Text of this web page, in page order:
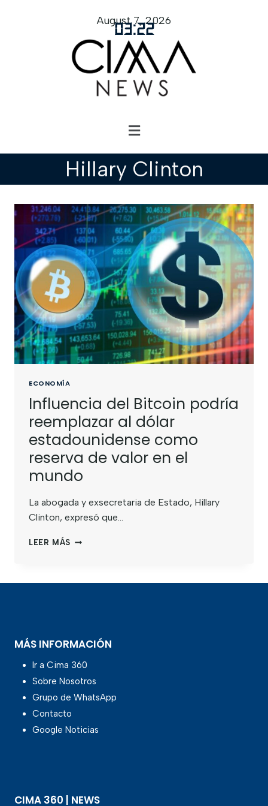
03:22
August 7, 2026
Hillary Clinton
ECONOMÍA
Influencia del Bitcoin podría
reemplazar al dólar
estadounidense como
reserva de valor en el
mundo
La abogada y exsecretaria de Estado, Hillary
Clinton, expresó que…
LEER MÁS
MÁS INFORMACIÓN
Ir a Cima 360
Sobre Nosotros
Grupo de WhatsApp
Contacto
Google Noticias
CIMA 360 | NEWS